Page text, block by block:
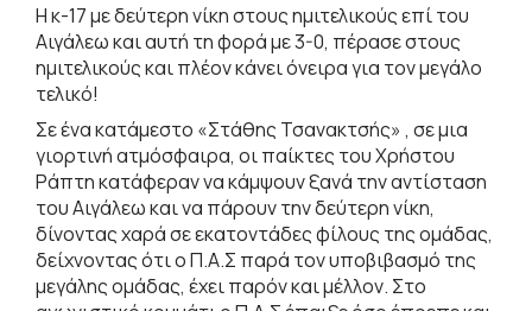
Η κ-17 με δεύτερη νίκη στους ημιτελικούς επί του
Αιγάλεω και αυτή τη φορά με 3-0, πέρασε στους
ημιτελικούς και πλέον κάνει όνειρα για τον μεγάλο
τελικό!
Σε ένα κατάμεστο «Στάθης Τσανακτσής» , σε μια
γιορτινή ατμόσφαιρα, οι παίκτες του Χρήστου
Ράπτη κατάφεραν να κάμψουν ξανά την αντίσταση
του Αιγάλεω και να πάρουν την δεύτερη νίκη,
δίνοντας χαρά σε εκατοντάδες φίλους της ομάδας,
δείχνοντας ότι ο Π.Α.Σ παρά τον υποβιβασμό της
μεγάλης ομάδας, έχει παρόν και μέλλον. Στο